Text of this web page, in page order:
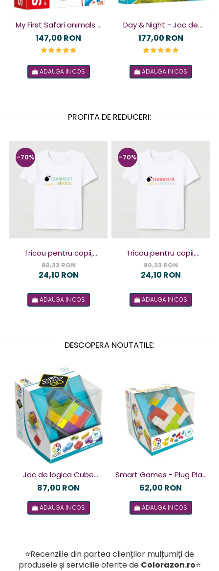
My First Safari animals -
Joc magnetic
147,00 RON
ADAUGA IN COS
Day & Night - Joc de
logică
177,00 RON
ADAUGA IN COS
PROFITA DE REDUCERI:
-70%
Tricou pentru copii,
design Terorist
80,33 RON
24,10 RON
ADAUGA IN COS
-70%
Tricou pentru copii,
design Terorista
80,33 RON
24,10 RON
ADAUGA IN COS
DESCOPERA NOUTATILE:
Joc de logica Cube
Puzzler Go, Smart
87,00 RON
ADAUGA IN COS
Smart Games - Plug Play
Puzzler, joc de logica cu
romana
62,00 RON
ADAUGA IN COS
⭐Recenziile din partea clienților mulțumiți de
produsele și serviciile oferite de Colorazon.ro⭐